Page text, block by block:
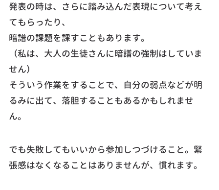
発表の時は、さらに踏み込んだ表現について考え
てもらったり、
暗譜の課題を課すこともあります。
（私は、大人の生徒さんに暗譜の強制はしていま
せん）
そういう作業をすることで、自分の弱点などが明
るみに出て、落胆することもあるかもしれませ
ん。
でも失敗してもいいから参加しつづけること。緊
張感はなくなることはありませんが、慣れます。